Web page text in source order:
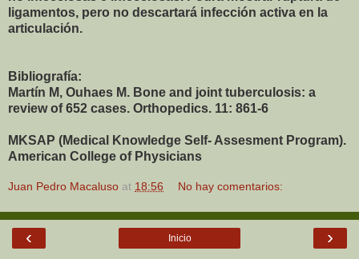
ligamentos, pero no descartará infección activa en la
articulación.
Bibliografía:
Martín M, Ouhaes M. Bone and joint tuberculosis: a
review of 652 cases. Orthopedics. 11: 861-6
MKSAP (Medical Knowledge Self- Assesment Program).
American College of Physicians
Juan Pedro Macaluso at 18:56 No hay comentarios:
‹ ›
Inicio